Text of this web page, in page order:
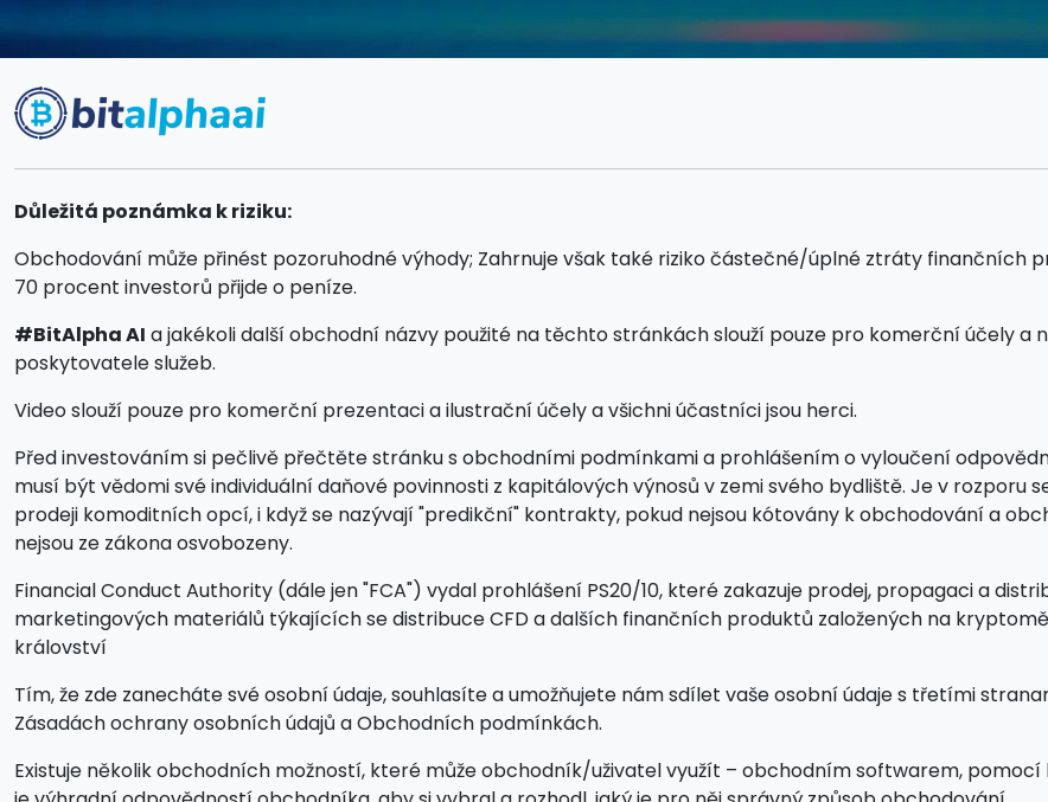
Důležitá poznámka k riziku:
Obchodování může přinést pozoruhodné výhody; Zahrnuje však také riziko částečné/úplné ztráty finančních
70 procent investorů přijde o peníze.
#BitAlpha AI a jakékoli další obchodní názvy použité na těchto stránkách slouží pouze pro komerční účely
poskytovatele služeb.
Video slouží pouze pro komerční prezentaci a ilustrační účely a všichni účastníci jsou herci.
Před investováním si pečlivě přečtěte stránku s obchodními podmínkami a prohlášením o vyloučení
musí být vědomi své individuální daňové povinnosti z kapitálových výnosů v zemi svého bydliště. Je v rozporu
prodeji komoditních opcí, i když se nazývají "predikční" kontrakty, pokud nejsou kótovány k obchodování a
nejsou ze zákona osvobozeny.
Financial Conduct Authority (dále jen "FCA") vydal prohlášení PS20/10, které zakazuje prodej, propagaci a
marketingových materiálů týkajících se distribuce CFD a dalších finančních produktů založených na
království
Tím, že zde zanecháte své osobní údaje, souhlasíte a umožňujete nám sdílet vaše osobní údaje s třetími
Zásadách ochrany osobních údajů a Obchodních podmínkách.
Existuje několik obchodních možností, které může obchodník/uživatel využít – obchodním softwarem,